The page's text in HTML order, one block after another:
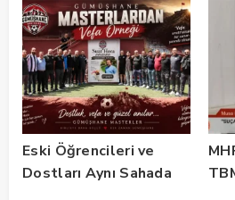
Hastaya Hizmet Verdi
Eski Öğrencileri ve
Dostları Aynı Sahada